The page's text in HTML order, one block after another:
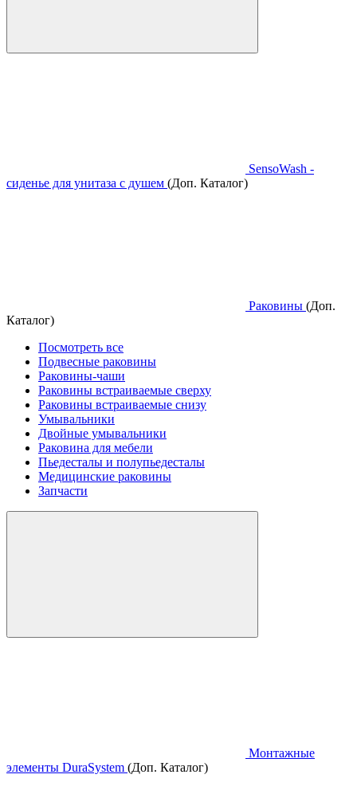
SensoWash -
сиденье для унитаза с душем (Доп. Каталог)
Раковины (Доп.
Каталог)
Посмотреть все
Подвесные раковины
Раковины-чаши
Раковины встраиваемые сверху
Раковины встраиваемые снизу
Умывальники
Двойные умывальники
Раковина для мебели
Пьедесталы и полупьедесталы
Медицинские раковины
Запчасти
Монтажные
элементы DuraSystem (Доп. Каталог)